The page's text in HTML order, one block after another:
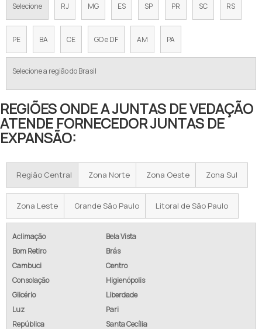
Selecione RJ MG ES SP PR SC RS
PE BA CE GO e DF AM PA
Selecione a região do Brasil
REGIÕES ONDE A JUNTAS DE VEDAÇÃO
ATENDE FORNECEDOR JUNTAS DE
EXPANSÃO:
Região Central Zona Norte Zona Oeste Zona Sul
Zona Leste Grande São Paulo Litoral de São Paulo
Aclimação
Bela Vista
Bom Retiro
Brás
Cambuci
Centro
Consolação
Higienópolis
Glicério
Liberdade
Luz
Pari
República
Santa Cecília